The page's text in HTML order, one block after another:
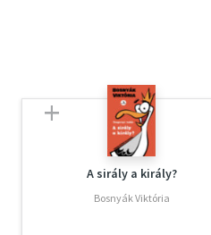
Előkészületben:
Pöttyös Panni az óvodában
A sirály a király?
Bosnyák Viktória